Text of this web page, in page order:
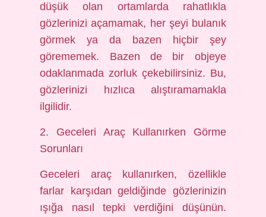
düşük olan ortamlarda rahatlıkla
gözlerinizi açamamak, her şeyi bulanık
görmek ya da bazen hiçbir şey
görememek. Bazen de bir objeye
odaklanmada zorluk çekebilirsiniz. Bu,
gözlerinizi hızlıca alıştıramamakla
ilgilidir.
2. Geceleri Araç Kullanırken Görme
Sorunları
Geceleri araç kullanırken, özellikle
farlar karşıdan geldiğinde gözlerinizin
ışığa nasıl tepki verdiğini düşünün.